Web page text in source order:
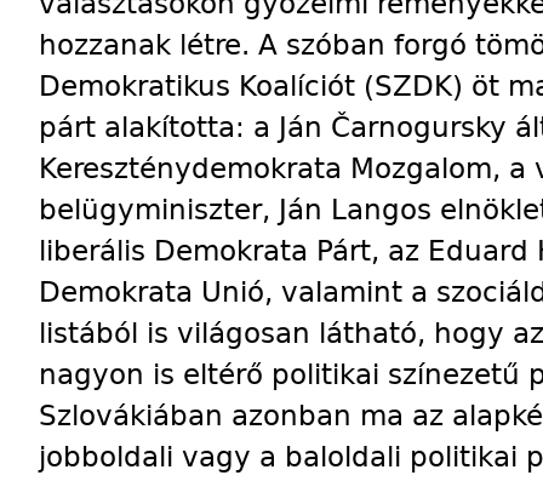
hozzanak létre. A szóban forgó
Demokratikus Koalíciót (SZDK) öt
párt alakította: a Ján Čarnogursky
Kereszténydemokrata Mozgalom, a
belügyminiszter, Ján Langos
liberális Demokrata Párt, az
Demokrata Unió, valamint a
listából is világosan látható, hogy
nagyon is eltérő politikai színezetű
Szlovákiában azonban ma az
jobboldali vagy a baloldali politikai